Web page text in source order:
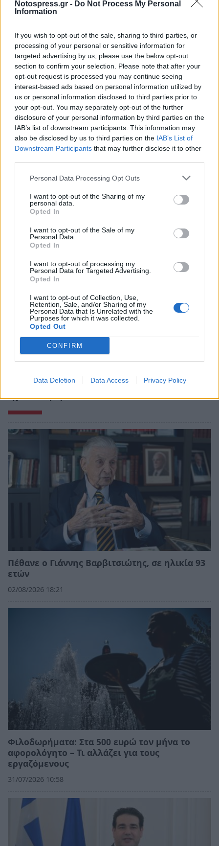
Notospress.gr - Do Not Process My Personal
Information
If you wish to opt-out of the sale, sharing to third parties, or
processing of your personal or sensitive information for
targeted advertising by us, please use the below opt-out
section to confirm your selection. Please note that after your
opt-out request is processed you may continue seeing
interest-based ads based on personal information utilized by
us or personal information disclosed to third parties prior to
your opt-out. You may separately opt-out of the further
disclosure of your personal information by third parties on the
IAB’s list of downstream participants. This information may
also be disclosed by us to third parties on the IAB’s List of
Downstream Participants that may further disclose it to other
Personal Data Processing Opt Outs
I want to opt-out of the Sharing of my
personal data.
Opted In
I want to opt-out of the Sale of my
Personal Data.
Opted In
I want to opt-out of processing my
Personal Data for Targeted Advertising.
Opted In
I want to opt-out of Collection, Use,
Retention, Sale, and/or Sharing of my
Personal Data that Is Unrelated with the
Purposes for which it was collected.
Opted Out
CONFIRM
Data Deletion Data Access Privacy Policy
ΒΟΥΛΕΥΤΙΚΕΣ ΕΚΛΟΓΕΣ
ΝΕΑ ΔΗΜΟΚΡΑΤΙΑ
Σχετικά Άρθρα
Πέθανε ο Γιάννης Βαρβιτσιώτης, σε ηλικία 93
ετών
02/08/2026 18:21
Φιλοδωρήματα: Στα 500 ευρώ τον μήνα το
αφορολόγητο – Τι αλλάζει για τους
εργαζόμενους
31/07/2026 10:58